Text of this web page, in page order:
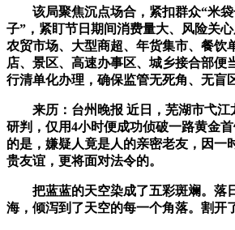
该局聚焦沉点场合，紧扣群众“米袋
子”，紧盯节日期间消费量大、风险关
农贸市场、大型商超、年货集市、餐饮
店、景区、高速办事区、城乡接合部便
行清单化办理，确保监管无死角、无盲
来历：台州晚报 近日，芜湖市弋江
研判，仅用4小时便成功侦破一路黄金
的是，嫌疑人竟是人的亲密老友，因一
贵友谊，更将面对法令的。
把蓝蓝的天空染成了五彩斑斓。落
海，倾泻到了天空的每一个角落。割开